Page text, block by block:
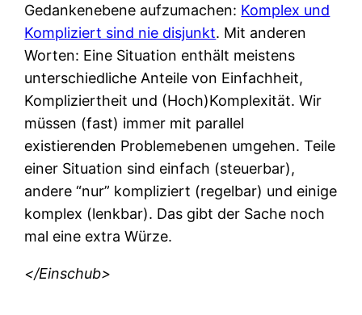
Gedankenebene aufzumachen: Komplex und
Kompliziert sind nie disjunkt. Mit anderen
Worten: Eine Situation enthält meistens
unterschiedliche Anteile von Einfachheit,
Kompliziertheit und (Hoch)Komplexität. Wir
müssen (fast) immer mit parallel
existierenden Problemebenen umgehen. Teile
einer Situation sind einfach (steuerbar),
andere “nur” kompliziert (regelbar) und einige
komplex (lenkbar). Das gibt der Sache noch
mal eine extra Würze.
</Einschub>